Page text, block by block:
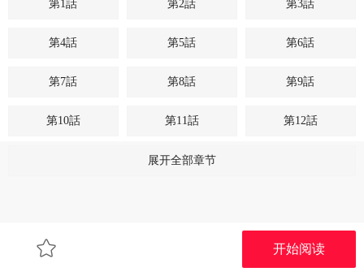
第1話 第2話 第3話
第4話 第5話 第6話
第7話 第8話 第9話
第10話 第11話 第12話
第14話
第19話
开始阅读
展开全部章节